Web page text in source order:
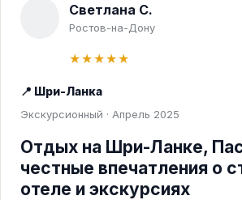
Светлана С.
Ростов-на-Дону
★★★★★
📍 Шри-Ланка
Экскурсионный · Апрель 2025
Отдых на Шри-Ланке,
честные впечатления о
отеле и экскурсиях